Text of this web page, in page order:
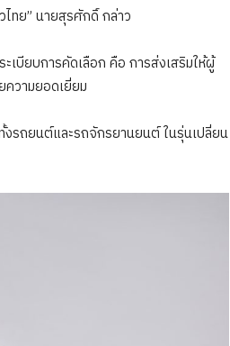
ทย” นายสุรศักดิ์ กล่าว
บียบการคัดเลือก คือ การส่งเสริมให้ผู้
วามยอดเยี่ยม
รถยนต์และรถจักรยานยนต์ ในรุ่นเปลี่ยน